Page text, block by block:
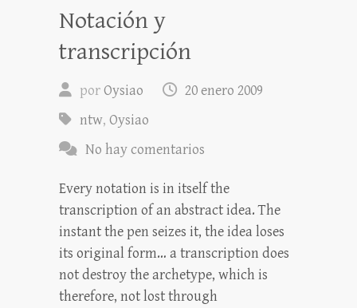
Notación y
transcripción
porOysiao
20 enero 2009
ntw, Oysiao
No hay comentarios
Every notation is in itself the
transcription of an abstract idea. The
instant the pen seizes it, the idea loses
its original form… a transcription does
not destroy the archetype, which is
therefore, not lost through